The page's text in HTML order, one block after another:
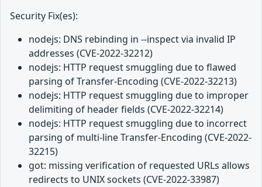
Security Fix(es):
nodejs: DNS rebinding in --inspect via invalid IP
addresses (CVE-2022-32212)
nodejs: HTTP request smuggling due to flawed
parsing of Transfer-Encoding (CVE-2022-32213)
nodejs: HTTP request smuggling due to improper
delimiting of header fields (CVE-2022-32214)
nodejs: HTTP request smuggling due to incorrect
parsing of multi-line Transfer-Encoding (CVE-2022-
32215)
got: missing verification of requested URLs allows
redirects to UNIX sockets (CVE-2022-33987)